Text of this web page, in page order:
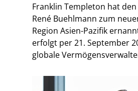
Franklin Templeton hat
René Buehlmann zum
Region Asien-Pazifik
erfolgt per 21. September
globale